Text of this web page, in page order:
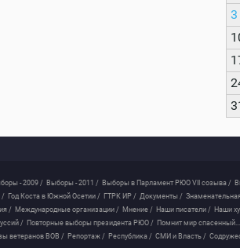
3
- 2009 / Выборы - 2011 / Выборы в Парламент РЮО VII созыва /
/ Год Коста в Южной Осетии / ГТРК ИР / Документы /
/ Международные организации / Мнение / Наши писатели / Наши
/ Повторные выборы президента РЮО / Помнит мир
ветеранов ВОВ / Репортаж / Республика / СМИ и Власть /